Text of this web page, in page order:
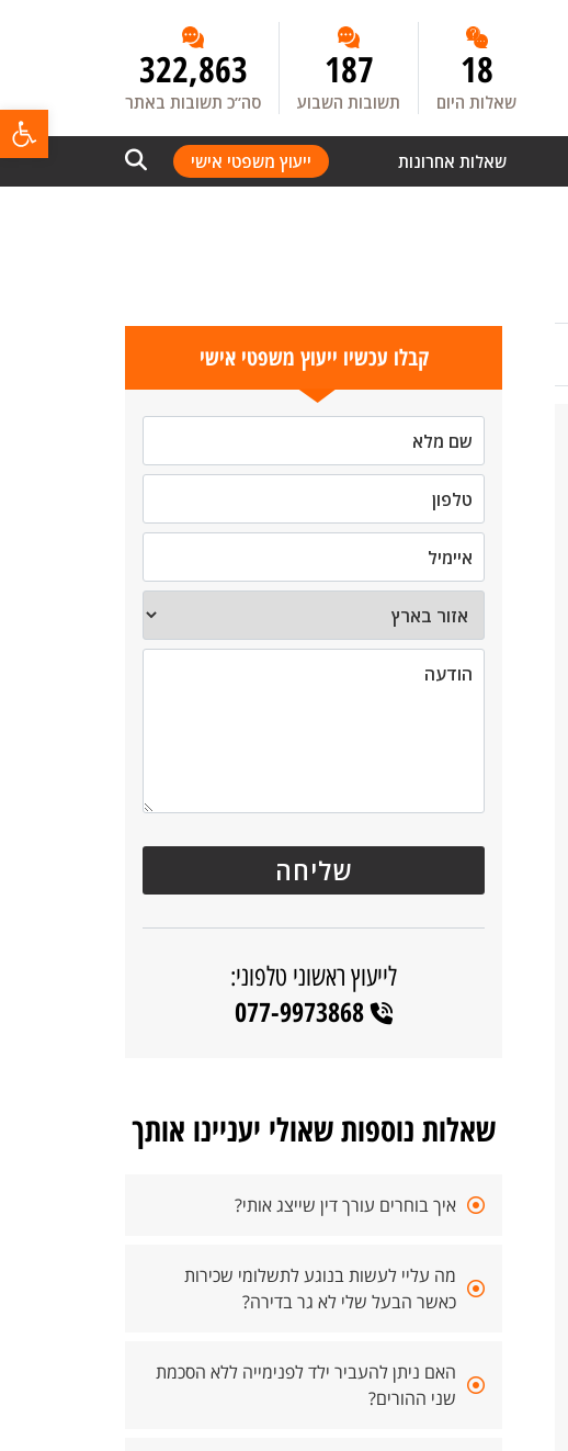
18
שאלות היום
187
תשובות השבוע
322,863
סה”כ תשובות באתר
שאלות אחרונות ייעוץ משפטי אישי
קבלו עכשיו ייעוץ משפטי אישי
לייעוץ ראשוני טלפוני:
077-9973868
שאלות נוספות שאולי יעניינו אותך
איך בוחרים עורך דין שייצג אותי?
מה עליי לעשות בנוגע לתשלומי שכירות
כאשר הבעל שלי לא גר בדירה?
האם ניתן להעביר ילד לפנימייה ללא הסכמת
שני ההורים?